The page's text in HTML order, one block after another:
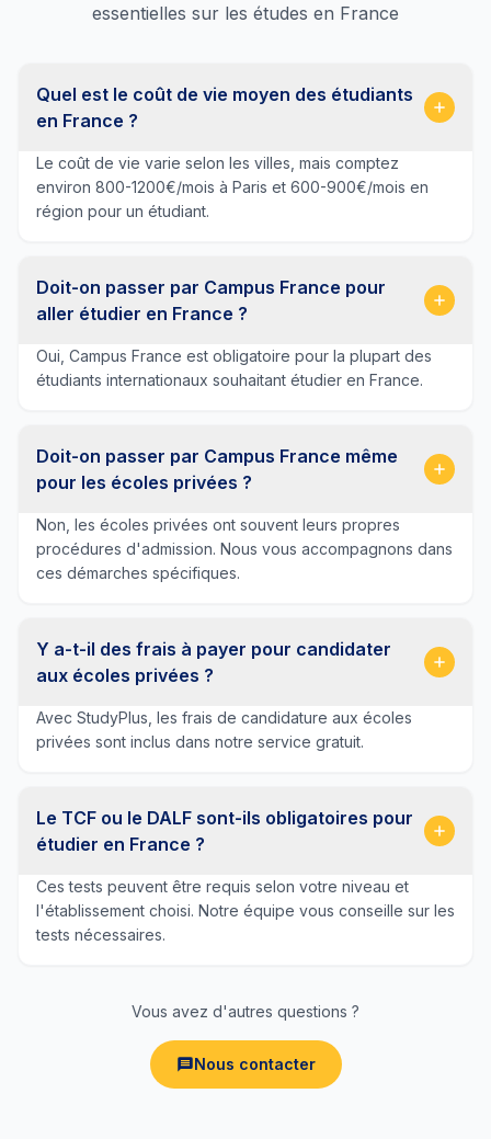
essentielles sur les études en France
Quel est le coût de vie moyen des étudiants
en France ?
Le coût de vie varie selon les villes, mais comptez
environ 800-1200€/mois à Paris et 600-900€/mois en
région pour un étudiant.
Doit-on passer par Campus France pour
aller étudier en France ?
Oui, Campus France est obligatoire pour la plupart des
étudiants internationaux souhaitant étudier en France.
Doit-on passer par Campus France même
pour les écoles privées ?
Non, les écoles privées ont souvent leurs propres
procédures d'admission. Nous vous accompagnons dans
ces démarches spécifiques.
Y a-t-il des frais à payer pour candidater
aux écoles privées ?
Avec StudyPlus, les frais de candidature aux écoles
privées sont inclus dans notre service gratuit.
Le TCF ou le DALF sont-ils obligatoires pour
étudier en France ?
Ces tests peuvent être requis selon votre niveau et
l'établissement choisi. Notre équipe vous conseille sur les
tests nécessaires.
Vous avez d'autres questions ?
Nous contacter